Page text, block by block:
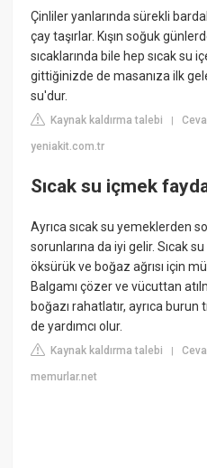
Çinliler yanlarında sürekli
çay taşırlar. Kışın soğuk
sıcaklarında bile hep sıcak su
gittiğinizde de masanıza ilk
su'dur.
Kaynak kaldırma talebi |
yeniakit.com.tr
Sıcak su içmek
Ayrıca sıcak su yemeklerden
sorunlarına da iyi gelir. Sıcak
öksürük ve boğaz ağrısı için
Balgamı çözer ve vücuttan
boğazı rahatlatır, ayrıca burun
de yardımcı olur.
Kaynak kaldırma talebi |
memurlar.net